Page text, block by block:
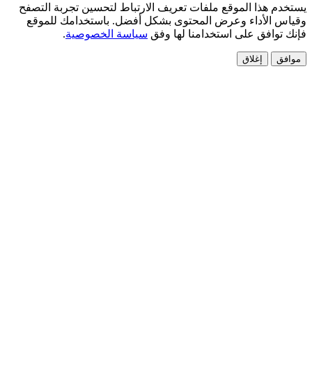
هذا الموقع ملفات تعريف الارتباط لتحسين تجربة التصفح
الأداء وعرض المحتوى بشكل أفضل. باستخدامك للموقع
على استخدامنا لها وفقسياسة الخصوصية.
إغلاق